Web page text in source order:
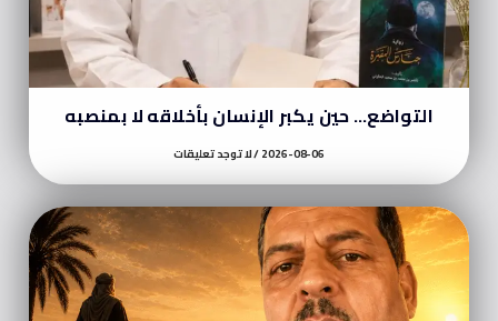
التواضع… حين يكبر الإنسان بأخلاقه لا بمنصبه
2026-08-06 لا توجد تعليقات